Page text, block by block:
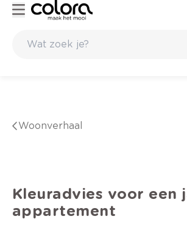
woonverhaal
Kleuradvies voor een
appartement